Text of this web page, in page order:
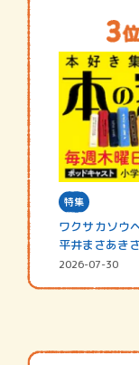
特集
ワクサカソウ
平井まさあき
シャ…
2026-07-30